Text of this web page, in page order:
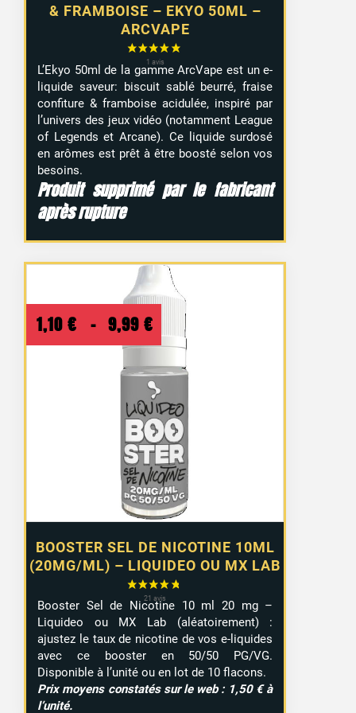
& FRAMBOISE – EKYO 50ML –
ARCVAPE
L’Ekyo 50ml de la gamme ArcVape est un e-
liquide saveur: biscuit sablé beurré, fraise
confiture & framboise acidulée, inspiré par
l’univers des jeux vidéo (notamment League
of Legends et Arcane). Ce liquide surdosé
en arômes est prêt à être boosté selon vos
besoins.
Produit supprimé par le fabricant
après rupture
BOOSTER SEL DE NICOTINE 10ML
(20MG/ML) – LIQUIDEO OU MX LAB
1,10 € – 9,99 €
Plage
de
prix :
1,10 €
à
9,99 €
Booster Sel de Nicotine 10 ml 20 mg –
Liquideo ou MX Lab (aléatoirement) :
ajustez le taux de nicotine de vos e-liquides
avec ce booster en 50/50 PG/VG.
Disponible à l’unité ou en lot de 10 flacons.
Prix moyens constatés sur le web : 1,50 € à
l’unité.